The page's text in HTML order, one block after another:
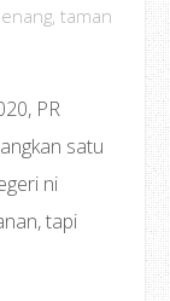
, taman
PR
satu
ni
tapi